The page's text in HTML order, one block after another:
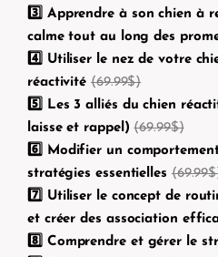
3️⃣ Apprendre à son chien à
calme tout au long des
4️⃣ Utiliser le nez de votre
réactivité (69.99$)
5️⃣ Les 3 alliés du chien
laisse et rappel)(69.99$)
6️⃣ Modifier un
stratégies essentielles
7️⃣ Utiliser le concept de
et créer des association
8️⃣ Comprendre et gérer le